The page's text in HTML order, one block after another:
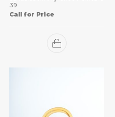
39
Call for Price